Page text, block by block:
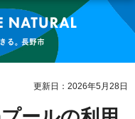
きる。長野市
更新日：2026年5月28日